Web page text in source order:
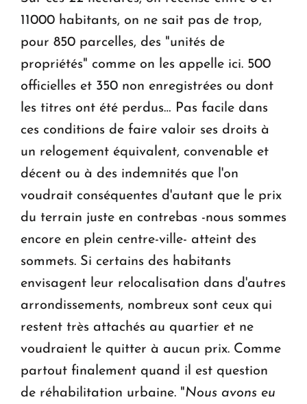
11000 habitants, on ne sait pas de trop,
pour 850 parcelles, des "unités de
propriétés" comme on les appelle ici. 500
officielles et 350 non enregistrées ou dont
les titres ont été perdus… Pas facile dans
ces conditions de faire valoir ses droits à
un relogement équivalent, convenable et
décent ou à des indemnités que l'on
voudrait conséquentes d'autant que le prix
du terrain juste en contrebas -nous sommes
encore en plein centre-ville- atteint des
sommets. Si certains des habitants
envisagent leur relocalisation dans d'autres
arrondissements, nombreux sont ceux qui
restent très attachés au quartier et ne
voudraient le quitter à aucun prix. Comme
partout finalement quand il est question
de réhabilitation urbaine. "Nous avons eu